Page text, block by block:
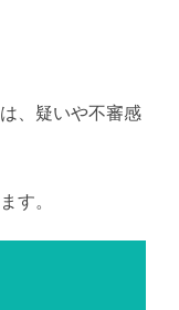
、疑いや不審感
す。